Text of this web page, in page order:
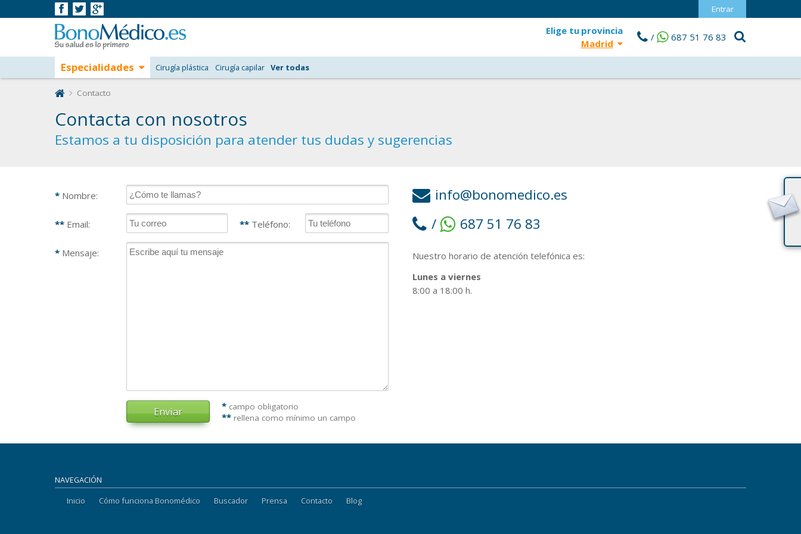
Entrar
Elige tu provincia
Madrid
/ 687 51 76 83
Contacto
Contacta con nosotros
Estamos a tu disposición para atender tus dudas y sugerencias
* Nombre:
** Email: ** Teléfono:
* Mensaje:
Enviar * campo obligatorio
** rellena como mínimo un campo
info@bonomedico.es
/
687 51 76 83
Nuestro horario de atención telefónica es:
Lunes a viernes
8:00 a 18:00 h.
NAVEGACIÓN
Inicio
Cómo funciona Bonomédico Buscador Prensa Contacto Blog
Especialidades Cirugía plástica Cirugía capilar Ver todas